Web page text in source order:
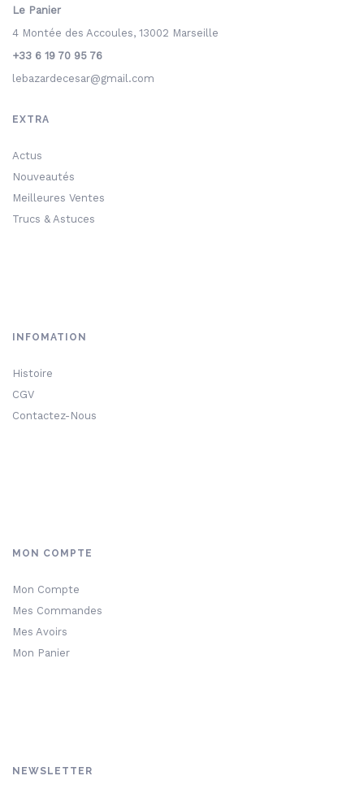
Le Panier
4 Montée des Accoules, 13002 Marseille
+33 6 19 70 95 76
lebazardecesar@gmail.com
EXTRA
Actus
Nouveautés
Meilleures Ventes
Trucs & Astuces
INFOMATION
Histoire
CGV
Contactez-Nous
MON COMPTE
Mon Compte
Mes Commandes
Mes Avoirs
Mon Panier
NEWSLETTER